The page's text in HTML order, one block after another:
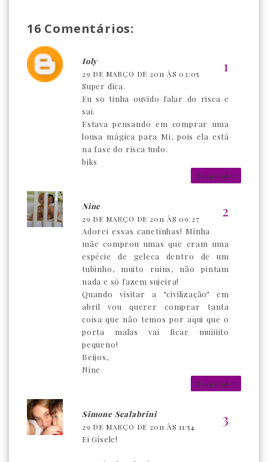
16 Comentários:
Ioly
29 DE MARÇO DE 2011 ÀS 03:05
Super dica.
Eu so tinha ouvido falar do risca e
sai.
Estava pensando em comprar uma
lousa mágica para Mi, pois ela está
na fase do risca tudo.
bjks
Responder
Nine
29 DE MARÇO DE 2011 ÀS 09:27
Adorei essas canetinhas! Minha
mãe comprou umas que eram uma
espécie de geleca dentro de um
tubinho, muito ruins, não pintam
nada e só fazem sujeira!
Quando visitar a "civilização" em
abril vou querer comprar tanta
coisa que não temos por aqui que o
porta malas vai ficar muiiiito
pequeno!
Beijos,
Nine
Responder
Simone Scalabrini
29 DE MARÇO DE 2011 ÀS 11:54
Ei Gisele!